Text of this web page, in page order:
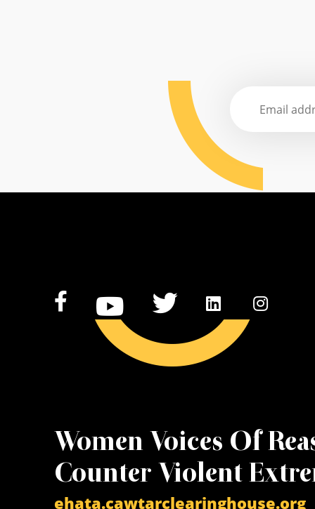
Women Voices Of
Counter Violent
ehata.cawtarclearinghouse.org